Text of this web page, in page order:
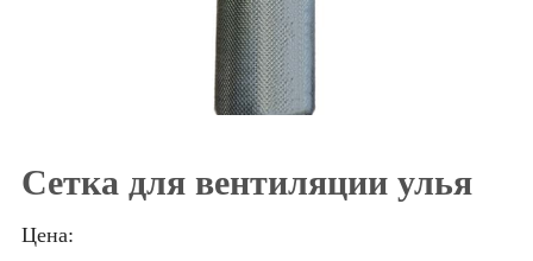
Сетка для вентиляции улья
Цена: